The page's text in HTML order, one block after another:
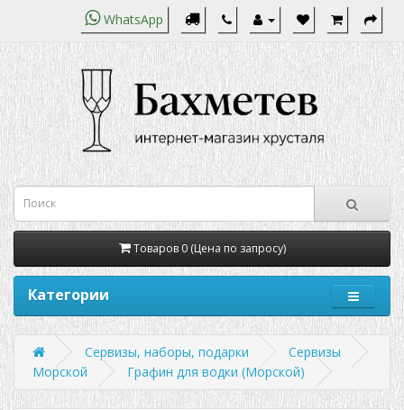
WhatsApp
Товаров 0 (Цена по запросу)
Категории
Сервизы, наборы, подарки
Сервизы
Морской
Графин для водки (Морской)